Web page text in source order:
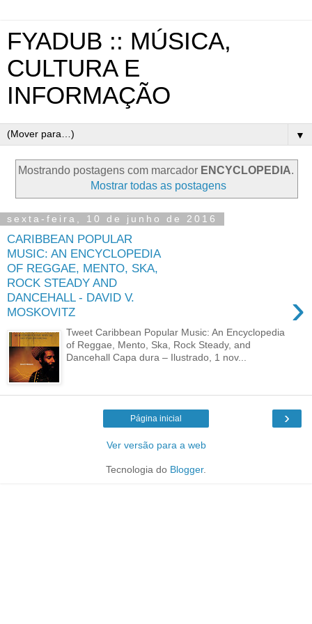
FYADUB :: MÚSICA,
CULTURA E
INFORMAÇÃO
▼
Mostrando postagens com marcador ENCYCLOPEDIA.
Mostrar todas as postagens
sexta-feira, 10 de junho de 2016
CARIBBEAN POPULAR
MUSIC: AN ENCYCLOPEDIA
OF REGGAE, MENTO, SKA,
ROCK STEADY AND
DANCEHALL - DAVID V.
MOSKOVITZ
›
Tweet Caribbean Popular Music: An Encyclopedia
of Reggae, Mento, Ska, Rock Steady, and
Dancehall Capa dura – Ilustrado, 1 nov...
›
Página inicial
Ver versão para a web
Tecnologia do Blogger.